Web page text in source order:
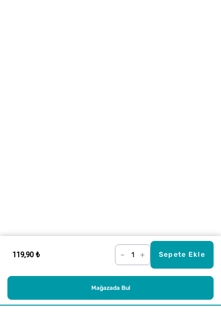
119,90 ₺ – + Sepete Ekle
Mağazada Bul